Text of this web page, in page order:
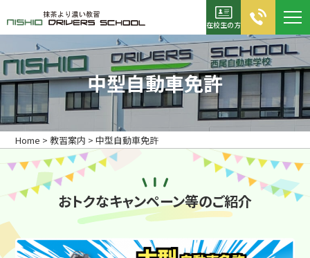
在校生の方
お電話でのお問合せ
0120-05-2355
TEL：0563-56-5311
FAX：0563-56-5267
入校申込書
ホーム
中型自動車免許
Home >教習案内 >中型自動車免許
おトクなキャンペーン等のご紹介